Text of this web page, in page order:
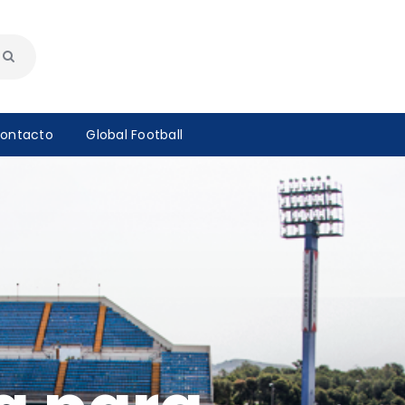
Global Football